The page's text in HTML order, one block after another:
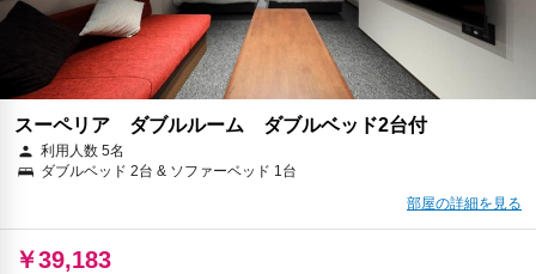
スーペリア ダブルルーム ダブルベッド2台付
利用人数 5名
ダブルベッド 2台 & ソファーベッド 1台
部屋の詳細を見る
￥39,183